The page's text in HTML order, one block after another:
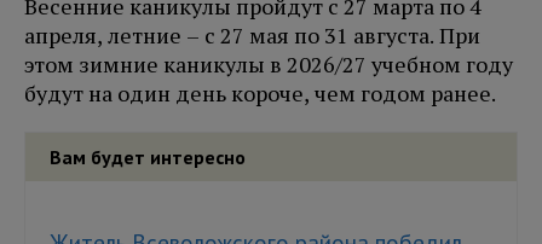
Весенние каникулы пройдут с 27 марта по 4
апреля, летние – с 27 мая по 31 августа. При
этом зимние каникулы в 2026/27 учебном году
будут на один день короче, чем годом ранее.
Вам будет интересно